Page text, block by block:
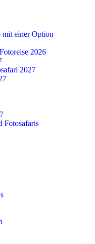
mit einer Option
2026
2027
Fotosafaris